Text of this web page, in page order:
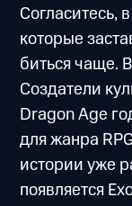
Согласитесь,
которые
биться чаще.
Создатели
Dragon Age
для жанра
истории уже
появляется